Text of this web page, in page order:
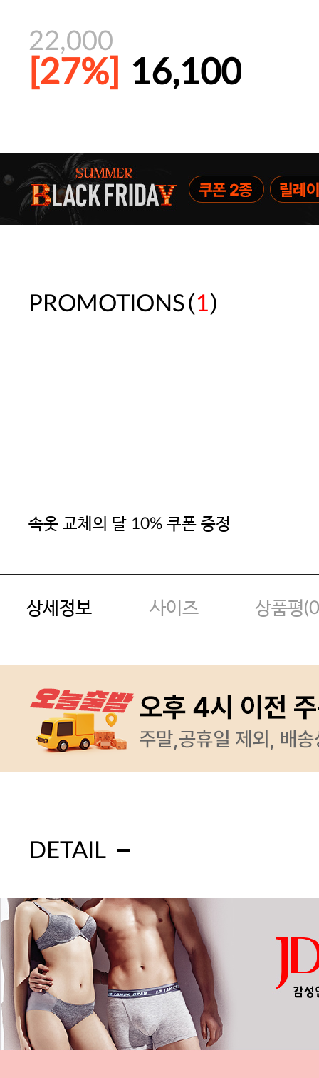
22,000
[27%] 16,100
주말특가 20%(8.7~8.9)/5만원 이
[썸머블프] 1만원 할인 쿠폰(8.1~31)
속옷 교체 10% 쿠폰(8.1~31)/7만
PROMOTIONS(1)
속옷 교체의 달 10% 쿠폰 증정
상세정보 사이즈 상품평(0
DETAIL